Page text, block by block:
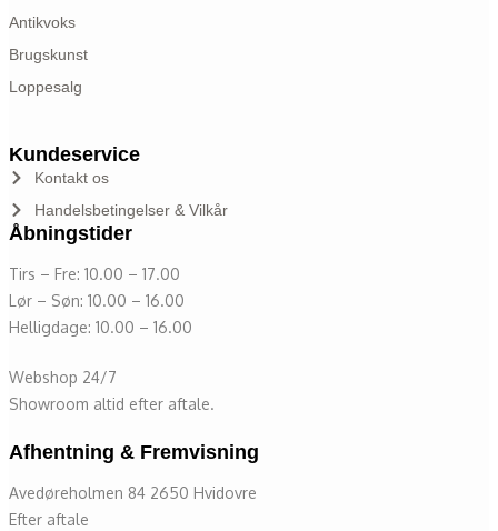
Antikvoks
Brugskunst
Loppesalg
Kundeservice
Kontakt os
Handelsbetingelser & Vilkår
Åbningstider
Tirs – Fre: 10.00 – 17.00
Lør – Søn: 10.00 – 16.00
Helligdage: 10.00 – 16.00
Webshop 24/7
Showroom altid efter aftale.
Afhentning & Fremvisning
Avedøreholmen 84 2650 Hvidovre
Efter aftale